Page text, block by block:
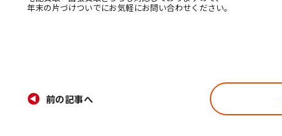
年末の片づけついでにお気軽にお問い合わせください。
前の記事へ